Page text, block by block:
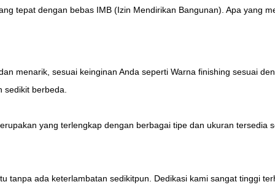
tepat dengan bebas IMB (Izin Mendirikan Bangunan). Apa yang
menarik, sesuai keinginan Anda seperti Warna finishing sesuai
berbeda.
yang terlengkap dengan berbagai tipe dan ukuran tersedia
tanpa ada keterlambatan sedikitpun. Dedikasi kami sangat tinggi